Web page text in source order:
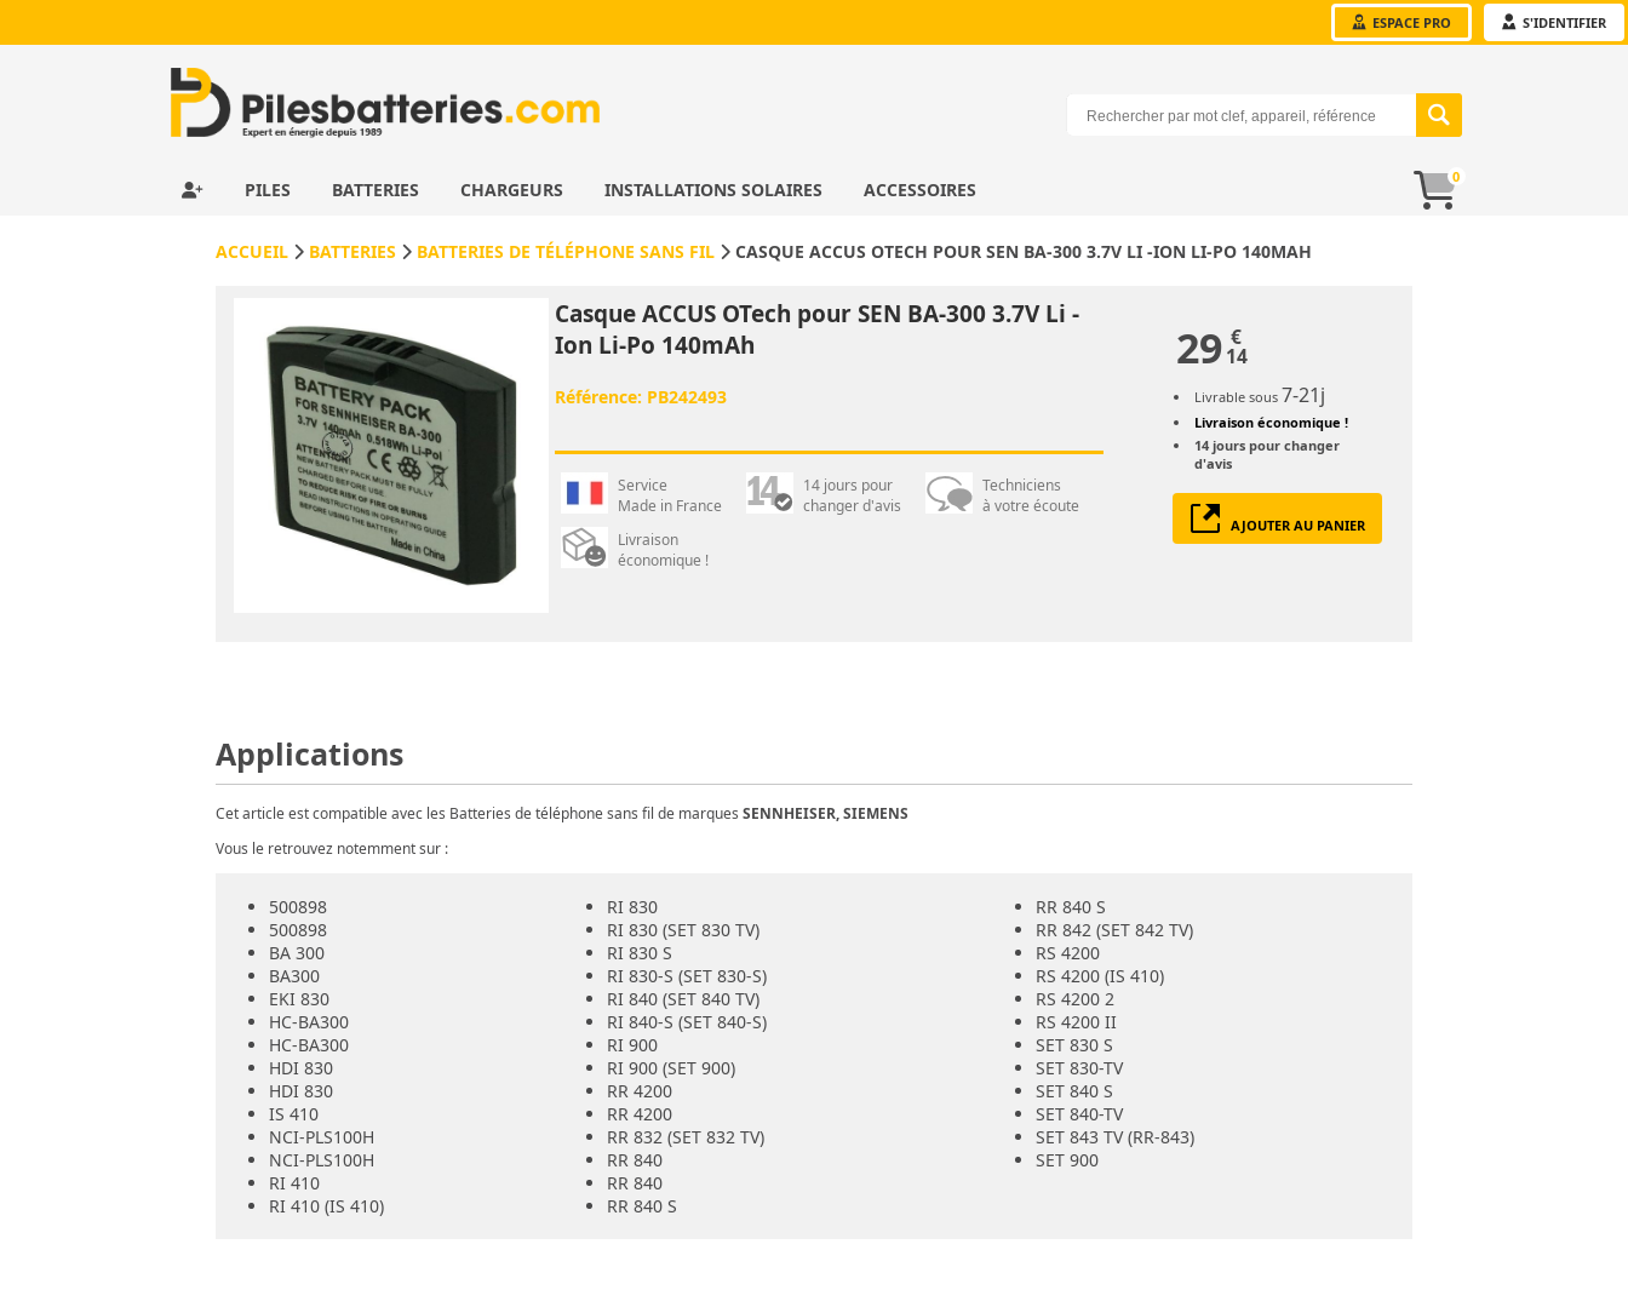
ESPACE PRO S'IDENTIFIER
PILES BATTERIES CHARGEURS INSTALLATIONS SOLAIRES ACCESSOIRES
0
ACCUEIL BATTERIES BATTERIES DE TÉLÉPHONE SANS FIL CASQUE ACCUS OTECH POUR SEN BA-300 3.7V LI -ION LI-PO 140MAH
Casque ACCUS OTech pour SEN BA-300 3.7V Li -
Ion Li-Po 140mAh
Référence: PB242493
Service
Made in France
14 jours pour
changer d'avis
Techniciens
à votre écoute
Livraison
économique !
29 €
14
Livrable sous 7-21j
Livraison économique !
14 jours pour changer
d'avis
AJOUTER AU PANIER
Applications
Cet article est compatible avec les Batteries de téléphone sans fil de marques SENNHEISER, SIEMENS
Vous le retrouvez notemment sur :
500898
500898
BA 300
BA300
EKI 830
HC-BA300
HC-BA300
HDI 830
HDI 830
IS 410
NCI-PLS100H
NCI-PLS100H
RI 410
RI 410 (IS 410)
RI 830
RI 830 (SET 830 TV)
RI 830 S
RI 830-S (SET 830-S)
RI 840 (SET 840 TV)
RI 840-S (SET 840-S)
RI 900
RI 900 (SET 900)
RR 4200
RR 4200
RR 832 (SET 832 TV)
RR 840
RR 840
RR 840 S
RR 840 S
RR 842 (SET 842 TV)
RS 4200
RS 4200 (IS 410)
RS 4200 2
RS 4200 II
SET 830 S
SET 830-TV
SET 840 S
SET 840-TV
SET 843 TV (RR-843)
SET 900